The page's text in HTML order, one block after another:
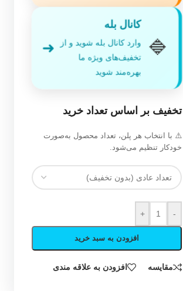
🔷
کانال بله
وارد کانال بله شوید و از
تخفیف‌های ویژه ما
بهره‌مند شوید
➜
تخفیف بر اساس تعداد خرید
⚠️ با انتخاب هر پلن، تعداد محصول به‌صورت
خودکار تنظیم می‌شود.
-
+
افزودن به سبد خرید
مقایسه افزودن به علاقه مندی